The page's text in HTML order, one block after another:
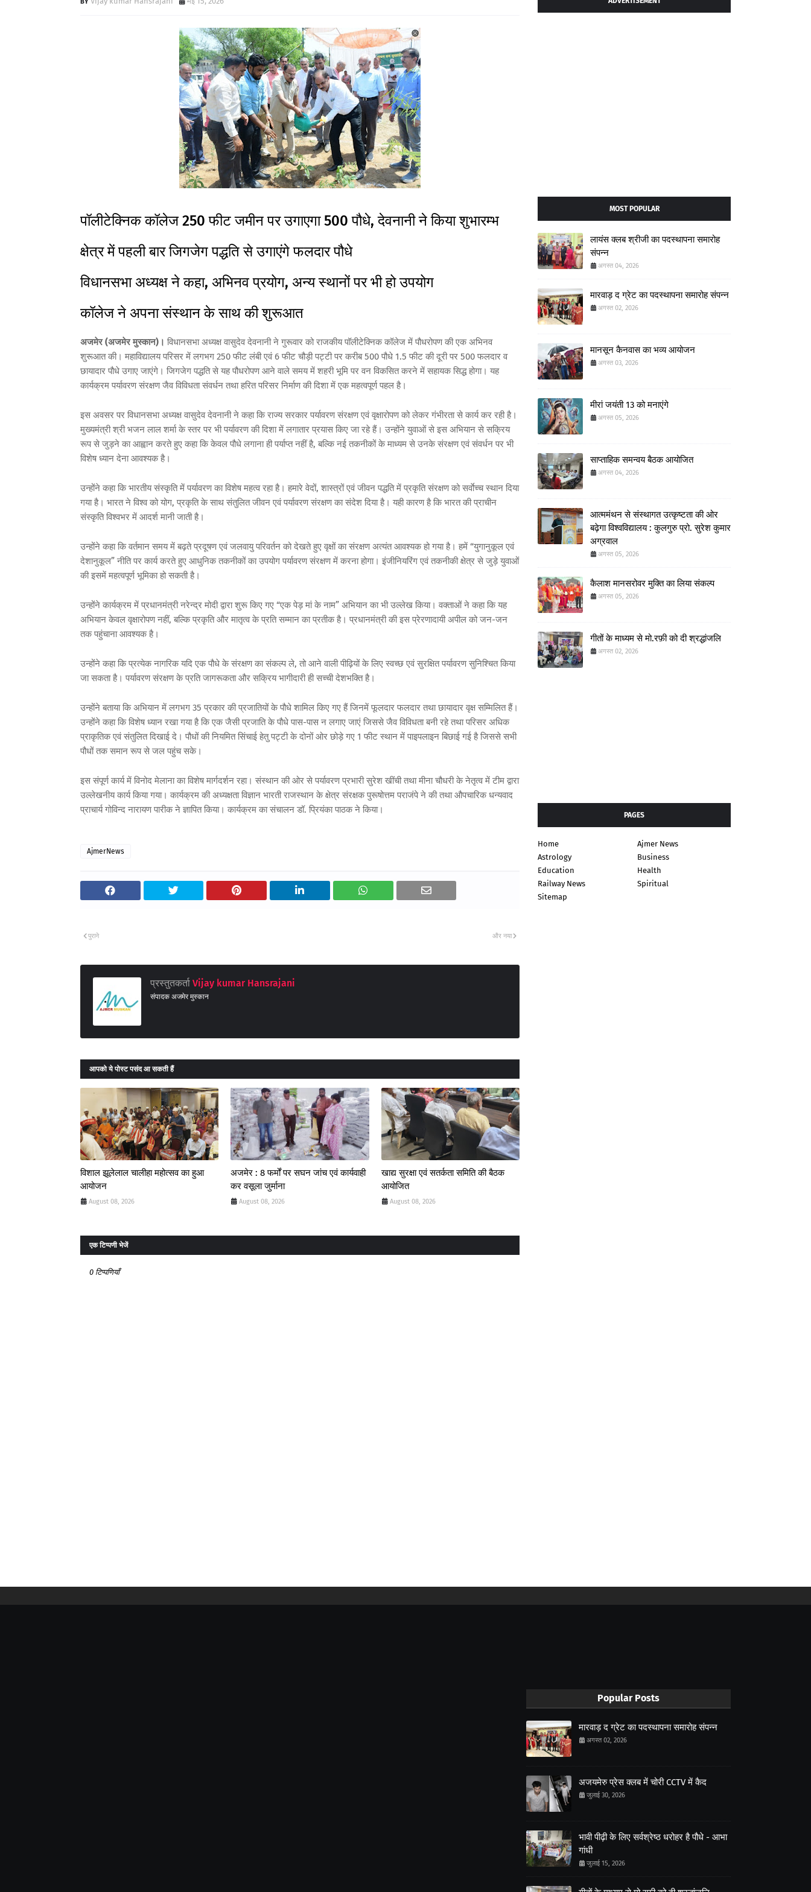
पॉलीटेक्निक कॉलेज 250 फीट जमीन पर उगाएगा 500 पौधे, देवनानी ने किया शुभारम्भ
क्षेत्र में पहली बार जिगजेग पद्धति से उगाएंगे फलदार पौधे
विधानसभा अध्यक्ष ने कहा, अभिनव प्रयोग, अन्य स्थानों पर भी हो उपयोग
कॉलेज ने अपना संस्थान के साथ की शुरूआत
अजमेर (अजमेर मुस्कान)। विधानसभा अध्यक्ष वासुदेव देवनानी ने गुरूवार को राजकीय पॉलीटेक्निक कॉलेज में पौधरोपण की एक अभिनव
शुरूआत की। महाविद्यालय परिसर में लगभग 250 फीट लंबी एवं 6 फीट चौड़ी पट्टी पर करीब 500 पौधे 1.5 फीट की दूरी पर 500 फलदार व
छायादार पौधे उगाए जाएंगे। जिगजेग पद्धति से यह पौधरोपण आने वाले समय में शहरी भूमि पर वन विकसित करने में सहायक सिद्ध होगा। यह
कार्यक्रम पर्यावरण संरक्षण जैव विविधता संवर्धन तथा हरित परिसर निर्माण की दिशा में एक महत्वपूर्ण पहल है।
इस अवसर पर विधानसभा अध्यक्ष वासुदेव देवनानी ने कहा कि राज्य सरकार पर्यावरण संरक्षण एवं वृक्षारोपण को लेकर गंभीरता से कार्य कर रही है।
मुख्यमंत्री श्री भजन लाल शर्मा के स्तर पर भी पर्यावरण की दिशा में लगातार प्रयास किए जा रहे हैं। उन्होंने युवाओं से इस अभियान से सक्रिय
रूप से जुड़ने का आह्वान करते हुए कहा कि केवल पौधे लगाना ही पर्याप्त नहीं है, बल्कि नई तकनीकों के माध्यम से उनके संरक्षण एवं संवर्धन पर भी
विशेष ध्यान देना आवश्यक है।
उन्होंने कहा कि भारतीय संस्कृति में पर्यावरण का विशेष महत्व रहा है। हमारे वेदों, शास्त्रों एवं जीवन पद्धति में प्रकृति संरक्षण को सर्वाेच्च स्थान दिया
गया है। भारत ने विश्व को योग, प्रकृति के साथ संतुलित जीवन एवं पर्यावरण संरक्षण का संदेश दिया है। यही कारण है कि भारत की प्राचीन
संस्कृति विश्वभर में आदर्श मानी जाती है।
उन्होंने कहा कि वर्तमान समय में बढ़ते प्रदूषण एवं जलवायु परिवर्तन को देखते हुए वृक्षों का संरक्षण अत्यंत आवश्यक हो गया है। हमें “युगानुकूल एवं
देशानुकूल” नीति पर कार्य करते हुए आधुनिक तकनीकों का उपयोग पर्यावरण संरक्षण में करना होगा। इंजीनियरिंग एवं तकनीकी क्षेत्र से जुड़े युवाओं
की इसमें महत्वपूर्ण भूमिका हो सकती है।
उन्होंने कार्यक्रम में प्रधानमंत्री नरेन्द्र मोदी द्वारा शुरू किए गए “एक पेड़ मां के नाम” अभियान का भी उल्लेख किया। वक्ताओं ने कहा कि यह
अभियान केवल वृक्षारोपण नहीं, बल्कि प्रकृति और मातृत्व के प्रति सम्मान का प्रतीक है। प्रधानमंत्री की इस प्रेरणादायी अपील को जन-जन
तक पहुंचाना आवश्यक है।
उन्होंने कहा कि प्रत्येक नागरिक यदि एक पौधे के संरक्षण का संकल्प ले, तो आने वाली पीढ़ियों के लिए स्वच्छ एवं सुरक्षित पर्यावरण सुनिश्चित किया
जा सकता है। पर्यावरण संरक्षण के प्रति जागरूकता और सक्रिय भागीदारी ही सच्ची देशभक्ति है।
उन्होंने बताया कि अभियान में लगभग 35 प्रकार की प्रजातियों के पौधे शामिल किए गए हैं जिनमें फूलदार फलदार तथा छायादार वृक्ष सम्मिलित हैं।
उन्होंने कहा कि विशेष ध्यान रखा गया है कि एक जैसी प्रजाति के पौधे पास-पास न लगाए जाएं जिससे जैव विविधता बनी रहे तथा परिसर अधिक
प्राकृतिक एवं संतुलित दिखाई दे। पौधों की नियमित सिंचाई हेतु पट्टी के दोनों ओर छोड़े गए 1 फीट स्थान में पाइपलाइन बिछाई गई है जिससे सभी
पौधों तक समान रूप से जल पहुंच सके।
इस संपूर्ण कार्य में विनोद मेलाना का विशेष मार्गदर्शन रहा। संस्थान की ओर से पर्यावरण प्रभारी सुरेश खींची तथा मीना चौधरी के नेतृत्व में टीम द्वारा
उल्लेखनीय कार्य किया गया। कार्यक्रम की अध्यक्षता विज्ञान भारती राजस्थान के क्षेत्र संरक्षक पुरूषोत्तम पराजंपे ने की तथा औपचारिक धन्यवाद
प्राचार्य गोविन्द नारायण पारीक ने ज्ञापित किया। कार्यक्रम का संचालन डॉ. प्रियंका पाठक ने किया।
AjmerNews
और नया
पुराने
प्रस्तुतकर्ता Vijay kumar Hansrajani
संपादक अजमेर मुस्कान
आपको ये पोस्ट पसंद आ सकती हैं
विशाल झूलेलाल चालीहा महोत्सव का हुआ
आयोजन
August 08, 2026
अजमेर : 8 फर्मों पर सघन जांच एवं कार्यवाही
कर वसूला जुर्माना
August 08, 2026
खाद्य सुरक्षा एवं सतर्कता समिति की बैठक
आयोजित
August 08, 2026
एक टिप्पणी भेजें
0 टिप्पणियाँ
MOST POPULAR
लायंस क्लब श्रीजी का पदस्थापना समारोह
संपन्न
अगस्त 04, 2026
मारवाड़ द ग्रेट का पदस्थापना समारोह संपन्न
अगस्त 02, 2026
मानसून कैनवास का भव्य आयोजन
अगस्त 03, 2026
मीरां जयंती 13 को मनाएंगे
अगस्त 05, 2026
साप्ताहिक समन्वय बैठक आयोजित
अगस्त 04, 2026
आत्ममंथन से संस्थागत उत्कृष्टता की ओर
बढ़ेगा विश्वविद्यालय : कुलगुरु प्रो. सुरेश कुमार
अग्रवाल
अगस्त 05, 2026
कैलाश मानसरोवर मुक्ति का लिया संकल्प
अगस्त 05, 2026
गीतों के माध्यम से मो.रफ़ी को दी श्रद्धांजलि
अगस्त 02, 2026
PAGES
Home
Ajmer News
Astrology
Business
Education
Health
Railway News
Spiritual
Sitemap
Popular Posts
मारवाड़ द ग्रेट का पदस्थापना समारोह संपन्न
अगस्त 02, 2026
अजयमेरु प्रेस क्लब में चोरी CCTV में कैद
जुलाई 30, 2026
भावी पीढ़ी के लिए सर्वश्रेष्ठ धरोहर है पौधे - आभा
गांधी
जुलाई 15, 2026